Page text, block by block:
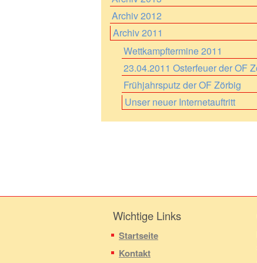
Archiv 2012
Archiv 2011
Wettkampftermine 2011
23.04.2011 Osterfeuer der OF
Frühjahrsputz der OF Zörbig
Unser neuer Internetauftritt
Wichtige Links
Startseite
Kontakt